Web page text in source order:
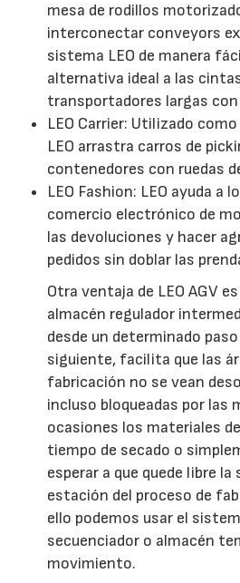
mesa de rodillos
interconectar conveyors
sistema LEO de manera
alternativa ideal a las
transportadores largas con
LEO Carrier: Utilizado
LEO arrastra carros de
contenedores con ruedas
LEO Fashion: LEO ayuda a
comercio electrónico de
las devoluciones y hacer
pedidos sin doblar las
Otra ventaja de LEO AGV
almacén regulador
desde un determinado
siguiente, facilita que las
fabricación no se vean
incluso bloqueadas por las
ocasiones los materiales
tiempo de secado o
esperar a que quede libre la
estación del proceso de
ello podemos usar el
secuenciador o almacén
movimiento.